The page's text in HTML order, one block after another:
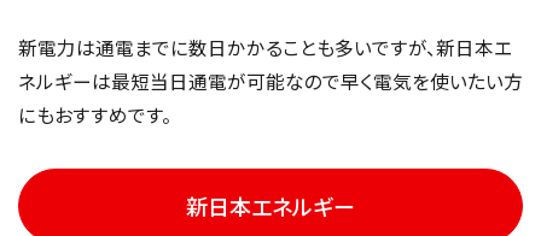
新電力は通電までに数日かかることも多いですが、新日本エ
ネルギーは最短当日通電が可能なので早く電気を使いたい方
にもおすすめです。
新日本エネルギー